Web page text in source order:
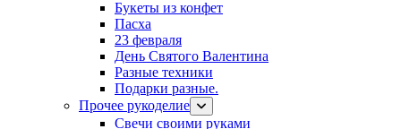
Букеты из конфет
Пасха
23 февраля
День Святого Валентина
Разные техники
Подарки разные.
Прочее рукоделие
Свечи своими руками